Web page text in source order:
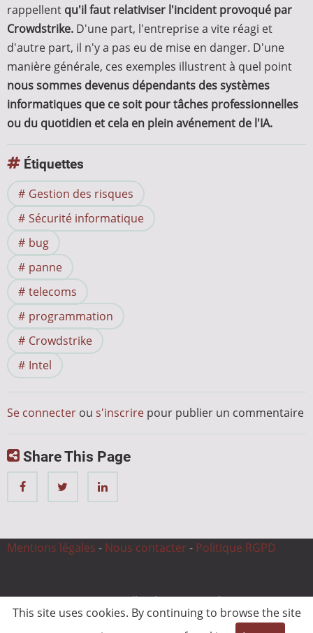
rappellent qu'il faut relativiser l'incident provoqué par
Crowdstrike. D'une part, l'entreprise a vite réagi et
d'autre part, il n'y a pas eu de mise en danger. D'une
manière générale, ces exemples illustrent à quel point
nous sommes devenus dépendants des systèmes
informatiques que ce soit pour tâches professionnelles
ou du quotidien et cela en plein avénement de l'IA.
Étiquettes
Gestion des risques
Sécurité informatique
bug
panne
telecoms
programmation
Crowdstrike
Intel
Se connecter ou s'inscrire pour publier un commentaire
Share This Page
Mentions légales - Nous contacter - Politique RGPD
© 2026 CnC Expertise, All rights reserved.
This site uses cookies. By continuing to browse the site